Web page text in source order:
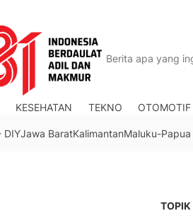
KESEHATAN TEKNO OTOMOTIF
DIYJawa BaratKalimantanMaluku-Papua
TOPIK